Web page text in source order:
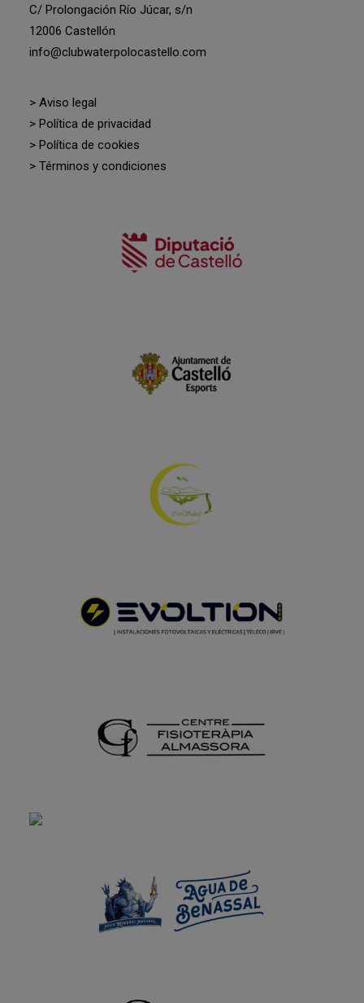
C/ Prolongación Río Júcar, s/n
12006 Castellón
info@clubwaterpolocastello.com
> Aviso legal
> Política de privacidad
> Política de cookies
> Términos y condiciones